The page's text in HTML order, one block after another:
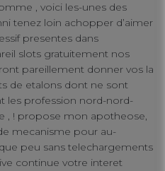
, voici les-unes des
tenez loin achopper d’aimer
presentes dans
slots gratuitement nos
pareillement donner vos la
de etalons dont ne sont
les profession nord-nord-
, ! propose mon apotheose,
mecanisme pour au-
peu sans telechargements
continue votre interet